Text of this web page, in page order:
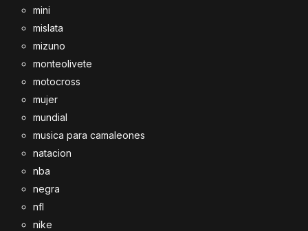
mini
mislata
mizuno
monteolivete
motocross
mujer
mundial
musica para camaleones
natacion
nba
negra
nfl
nike